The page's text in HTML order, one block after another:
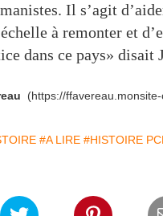
Il s’agit
à remonter et
dans ce pays» disait
(https://
#A LIRE #HISTOIRE